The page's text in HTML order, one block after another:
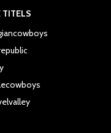
TITELS